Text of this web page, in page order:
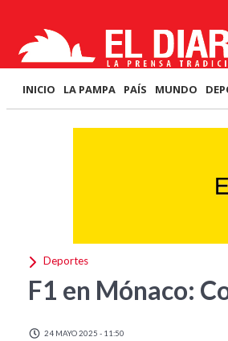
INICIO LA PAMPA PAÍS MUNDO
Deportes
F1 en Mónaco:
24 MAYO 2025 - 11:50